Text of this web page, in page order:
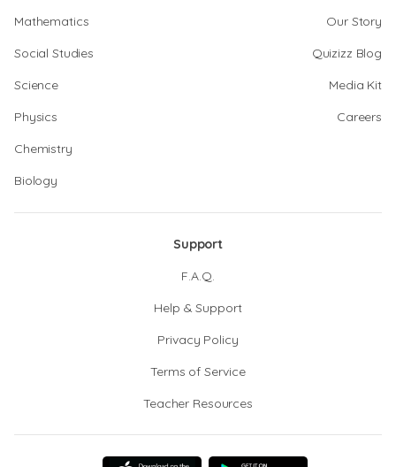
Mathematics
Social Studies
Science
Physics
Chemistry
Biology
Our Story
Quizizz Blog
Media Kit
Careers
Support
F.A.Q.
Help & Support
Privacy Policy
Terms of Service
Teacher Resources